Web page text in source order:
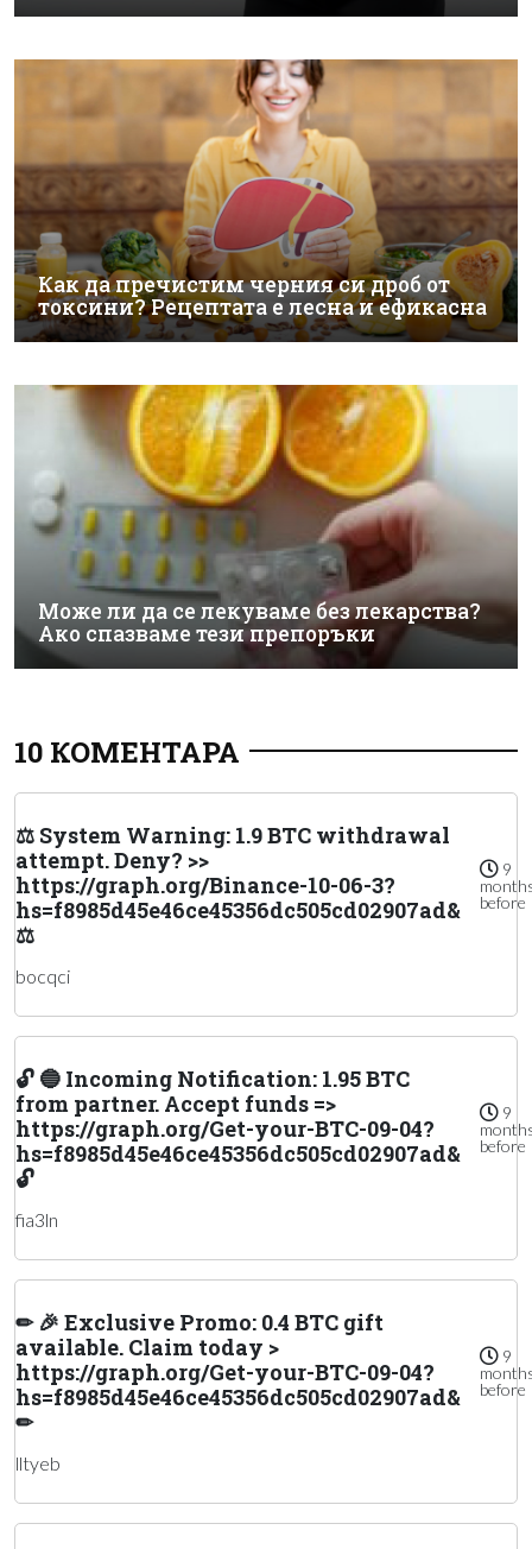
Как да пречистим черния си дроб от
токсини? Рецептата е лесна и ефикасна
Може ли да се лекуваме без лекарства?
Ако спазваме тези препоръки
10 КОМЕНТАРА
⚖ System Warning: 1.9 BTC withdrawal
attempt. Deny? >>
https://graph.org/Binance-10-06-3?
hs=f8985d45e46ce45356dc505cd02907ad&
⚖
9
before
bocqci
🔓 🔵 Incoming Notification: 1.95 BTC
from partner. Accept funds =>
https://graph.org/Get-your-BTC-09-04?
hs=f8985d45e46ce45356dc505cd02907ad&
🔓
9
before
fia3ln
✏ 🎉 Exclusive Promo: 0.4 BTC gift
available. Claim today >
https://graph.org/Get-your-BTC-09-04?
hs=f8985d45e46ce45356dc505cd02907ad&
✏
9
before
lltyeb